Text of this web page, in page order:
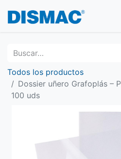
Todos los productos
Dossier uñero Grafoplás –
100 uds